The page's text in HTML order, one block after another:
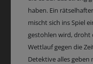
haben. Ein
mischt sich ins Spiel
gestohlen wird, droht
Wettlauf gegen die
Detektive alles geben